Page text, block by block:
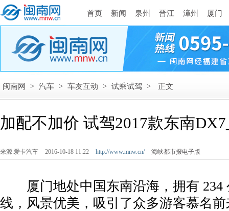
首页 新闻 泉州 晋江 漳州 厦门
闽南网 > 汽车 > 车友互动 > 试乘试驾 > 正文
加配不加价 试驾2017款东南
来源:爱卡汽车 2016-10-18 11:22 http://www.mnw.cn/ 海峡都市报电子版
厦门地处中国东南沿海，拥有 234
线，风景优美，吸引了众多游客慕名